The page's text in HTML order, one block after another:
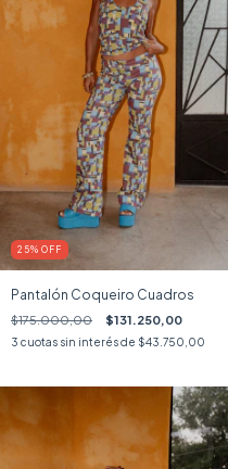
25% OFF
Pantalón Coqueiro Cuadros
$175.000,00 $131.250,00
3 cuotas sin interés de $43.750,00